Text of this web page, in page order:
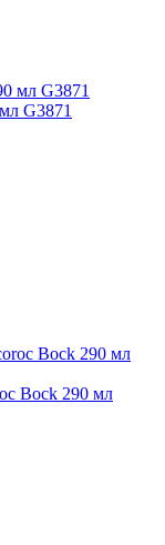
G3871
Bock 290 мл